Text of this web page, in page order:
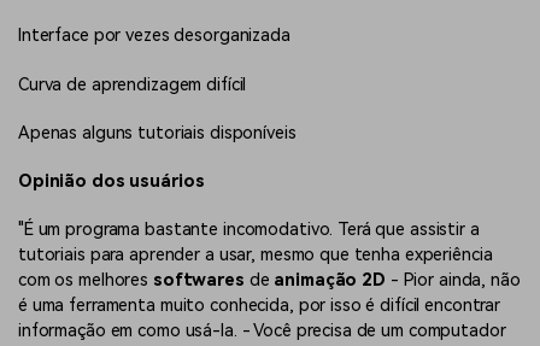
Interface por vezes desorganizada
Curva de aprendizagem difícil
Apenas alguns tutoriais disponíveis
Opinião dos usuários
"É um programa bastante incomodativo. Terá que assistir a
tutoriais para aprender a usar, mesmo que tenha experiência
com os melhores softwares de animação 2D - Pior ainda, não
é uma ferramenta muito conhecida, por isso é difícil encontrar
informação em como usá-la. - Você precisa de um computador